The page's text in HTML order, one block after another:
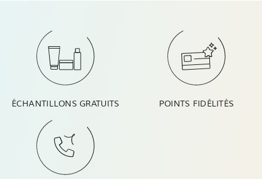
ÉCHANTILLONS GRATUITS POINTS FIDÉLITÉS